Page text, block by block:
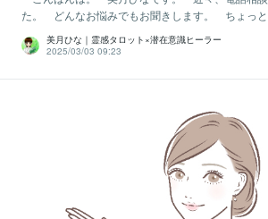
た。 どんなお悩みでもお聞きします。 ちょっと
美月ひな｜霊感タロット×潜在意識ヒーラー
2025/03/03 09:23